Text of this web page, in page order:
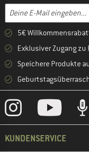
E-Mail-Adresse
Gib hier deine E-Mail-
5€
Exklusiver Zugang
Speichere Produkte
KUNDENSERVICE